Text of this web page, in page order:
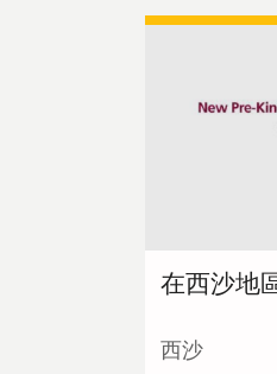
在西沙地
西沙最新公告